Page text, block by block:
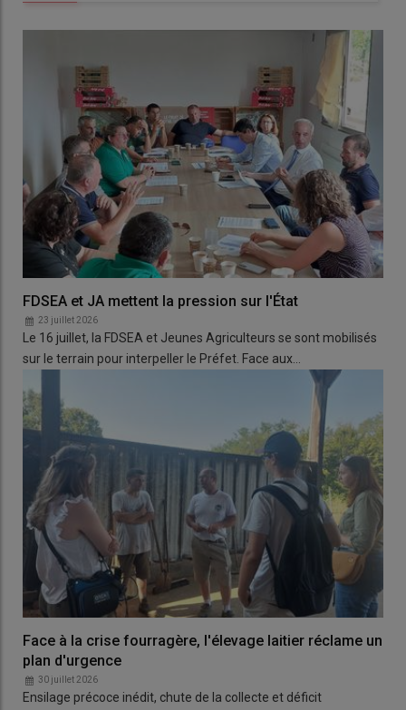
FDSEA et JA mettent la pression sur l'État
23 juillet 2026
Le 16 juillet, la FDSEA et Jeunes Agriculteurs se sont mobilisés
sur le terrain pour interpeller le Préfet. Face aux…
Face à la crise fourragère, l'élevage laitier réclame un
plan d'urgence
30 juillet 2026
Ensilage précoce inédit, chute de la collecte et déficit